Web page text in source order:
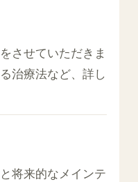
させていただきま
治療法など、詳し
将来的なメインテ